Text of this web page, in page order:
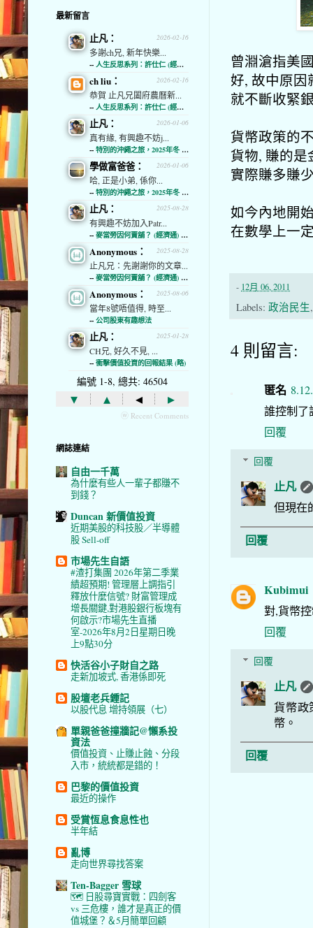
曾淵滄指美
好, 故中原因
就不斷收緊
貨幣政策的
貨物, 賺的
實際賺多賺
如今內地開
在數學上一
- 12月 06, 2011
Labels: 政治民生
4 則留言:
匿名
誰控制了
回覆
回覆
止凡
但現在
回覆
Kubimui
對,貨幣
回覆
回覆
止凡
貨幣政
幣。
回覆
最新留言
2026-02-16
止凡：
多謝ch兄, 新年快樂...
-- 人生反思系列：許仕仁 (經濟通)
2026-02-16
ch liu：
恭賀 止凡兄闔府農曆新...
-- 人生反思系列：許仕仁 (經濟通)
2026-01-06
止凡：
真有緣, 有興趣不妨j...
-- 特別的沖繩之旅，2025年冬 (經濟通)
2026-01-06
學做富爸爸：
哈, 正是小弟, 係你...
-- 特別的沖繩之旅，2025年冬 (經濟通)
2025-08-28
止凡：
有興趣不妨加入Patr...
-- 麥當勞因何賣舖？ (經濟通) (略)
2025-08-28
Anonymous：
止凡兄：先謝謝你的文章...
-- 麥當勞因何賣舖？ (經濟通) (略)
2025-08-06
Anonymous：
當年8號唔值得, 時至...
-- 公司股東有趣想法
2025-01-28
止凡：
CH兄, 好久不見, ...
-- 衝擊價值投資的回報結果 (略)
編號 1-8, 總共: 46504
▾ ▴ ◂ ▸
ⓦ Recent Comments
網誌連結
自由一千萬
為什麼有些人一輩子都賺不
到錢？
Duncan 新價值投資
近期美股的科技股／半導體
股 Sell-off
市場先生自語
#渣打集團 2026年第二季業
績超預期! 管理層上調指引
釋放什麼信號? 財富管理成
增長關鍵,對港股銀行板塊有
何啟示?市場先生直播
室-2026年8月2日星期日晚
上9點30分
快活谷小子財自之路
走新加坡式, 香港係即死
股壇老兵鍾記
以股代息 增持領展（七）
單親爸爸撞牆記@懶系投
資法
價值投資、止賺止蝕、分段
入市，統統都是錯的！
巴黎的價值投資
最近的操作
受賞恆息食息性也
半年結
亂博
走向世界尋找答案
Ten-Bagger 雪球
🗺️ 日股尋寶實戰：四劍客
vs 三危樓，誰才是真正的價
值城堡？＆5月簡單回顧